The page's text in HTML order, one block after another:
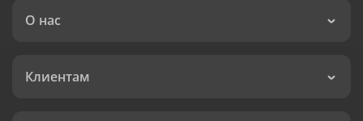
О нас
Клиентам